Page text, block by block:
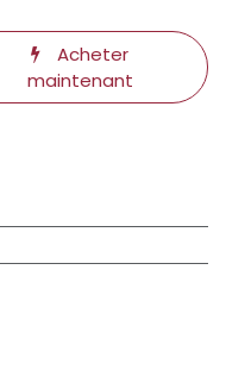
Acheter
maintenant